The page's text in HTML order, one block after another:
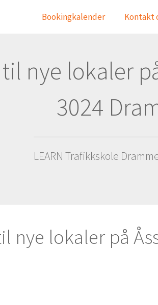
Bookingkalender Kontakt
nye lokaler
3024
LEARN Trafikkskole
nye lokaler på